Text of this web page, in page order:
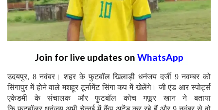
Join for live updates on WhatsApp
उदयपुर, 8 नवंबर। शहर के फुटबॉल खिलाड़ी धनंजय दर्जी 9 नवम्बर को
सिंगापुर में होने वाले मशहूर टूर्नामेंट सिंगा कप में खेलेंगे। जी एंड आर स्पोर्ट्स
एकेडमी के संचालक और फुटबॉल कोच गफूर खान ने बताया